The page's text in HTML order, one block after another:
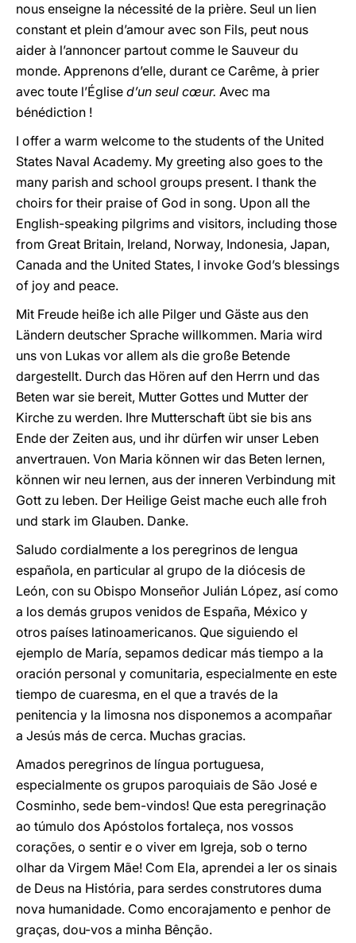
nous enseigne la nécessité de la prière. Seul un lien
constant et plein d’amour avec son Fils, peut nous
aider à l’annoncer partout comme le Sauveur du
monde. Apprenons d’elle, durant ce Carême, à prier
avec toute l’Église d’un seul cœur. Avec ma
bénédiction !
I offer a warm welcome to the students of the United
States Naval Academy. My greeting also goes to the
many parish and school groups present. I thank the
choirs for their praise of God in song. Upon all the
English-speaking pilgrims and visitors, including those
from Great Britain, Ireland, Norway, Indonesia, Japan,
Canada and the United States, I invoke God’s blessings
of joy and peace.
Mit Freude heiße ich alle Pilger und Gäste aus den
Ländern deutscher Sprache willkommen. Maria wird
uns von Lukas vor allem als die große Betende
dargestellt. Durch das Hören auf den Herrn und das
Beten war sie bereit, Mutter Gottes und Mutter der
Kirche zu werden. Ihre Mutterschaft übt sie bis ans
Ende der Zeiten aus, und ihr dürfen wir unser Leben
anvertrauen. Von Maria können wir das Beten lernen,
können wir neu lernen, aus der inneren Verbindung mit
Gott zu leben. Der Heilige Geist mache euch alle froh
und stark im Glauben. Danke.
Saludo cordialmente a los peregrinos de lengua
española, en particular al grupo de la diócesis de
León, con su Obispo Monseñor Julián López, así como
a los demás grupos venidos de España, México y
otros países latinoamericanos. Que siguiendo el
ejemplo de María, sepamos dedicar más tiempo a la
oración personal y comunitaria, especialmente en este
tiempo de cuaresma, en el que a través de la
penitencia y la limosna nos disponemos a acompañar
a Jesús más de cerca. Muchas gracias.
Amados peregrinos de língua portuguesa,
especialmente os grupos paroquiais de São José e
Cosminho, sede bem-vindos! Que esta peregrinação
ao túmulo dos Apóstolos fortaleça, nos vossos
corações, o sentir e o viver em Igreja, sob o terno
olhar da Virgem Mãe! Com Ela, aprendei a ler os sinais
de Deus na História, para serdes construtores duma
nova humanidade. Como encorajamento e penhor de
graças, dou-vos a minha Bênção.